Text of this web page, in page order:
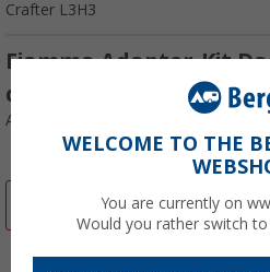
Crafter L3H3
Fiamma Adapter-Kit
den VW Crafter L3H3
Art.-Nr.: 277560
WELCOME TO THE
You are currently on
Would you rather switch